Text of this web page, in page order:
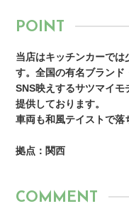
POINT
当店はキッチンカーで
す。全国の有名ブラン
SNS映えするサツマイ
提供しております。
車両も和風テイストで落
拠点：関西
COMMENT